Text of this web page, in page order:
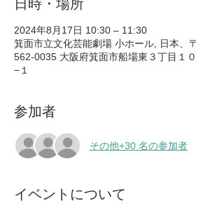
日時・場所
2024年8月17日 10:30 – 11:30
箕面市立文化芸能劇場 小ホール, 日本、〒
562-0035 大阪府箕面市船場東３丁目１０
−１
参加者
その他+30 名の参加者
イベントについて